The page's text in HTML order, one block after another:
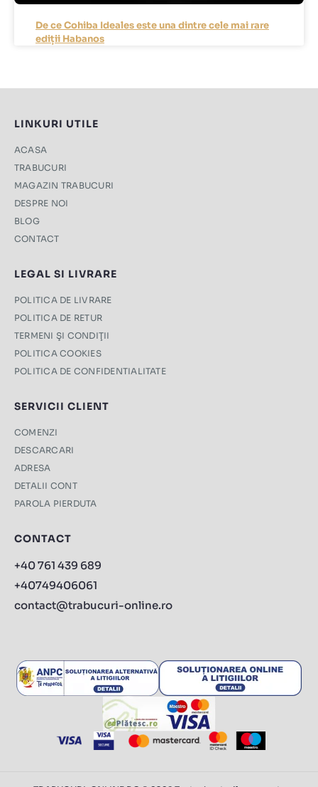
De ce Cohiba Ideales este una dintre cele mai rare
ediții Habanos
LINKURI UTILE
ACASA
TRABUCURI
MAGAZIN TRABUCURI
DESPRE NOI
BLOG
CONTACT
LEGAL SI LIVRARE
POLITICA DE LIVRARE
POLITICA DE RETUR
TERMENI ŞI CONDIŢII
POLITICA COOKIES
POLITICA DE CONFIDENTIALITATE
SERVICII CLIENT
COMENZI
DESCARCARI
ADRESA
DETALII CONT
PAROLA PIERDUTA
CONTACT
+40 761 439 689
+40749406061
contact@trabucuri-online.ro